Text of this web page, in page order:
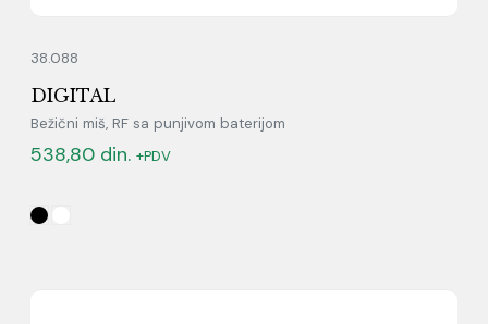
38.088
DIGITAL
Bežični miš, RF sa punjivom baterijom
538,80 din. +PDV